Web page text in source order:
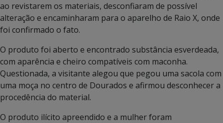
ao revistarem os materiais, desconfiaram de possível
alteração e encaminharam para o aparelho de Raio X, onde
foi confirmado o fato.
O produto foi aberto e encontrado substância esverdeada,
com aparência e cheiro compatíveis com maconha.
Questionada, a visitante alegou que pegou uma sacola com
uma moça no centro de Dourados e afirmou desconhecer a
procedência do material.
O produto ilícito apreendido e a mulher foram